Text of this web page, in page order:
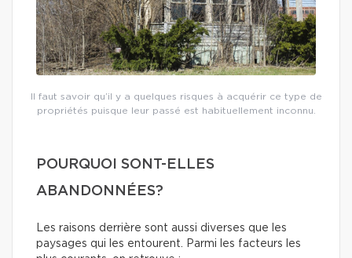
Il faut savoir qu’il y a quelques risques à acquérir ce type de
propriétés puisque leur passé est habituellement inconnu.
POURQUOI SONT-ELLES
ABANDONNÉES?
Les raisons derrière sont aussi diverses que les
paysages qui les entourent. Parmi les facteurs les